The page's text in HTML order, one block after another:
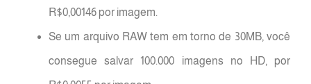
R$0,00146 por imagem.
Se um arquivo RAW tem em torno de 30MB, você
consegue salvar 100.000 imagens no HD, por